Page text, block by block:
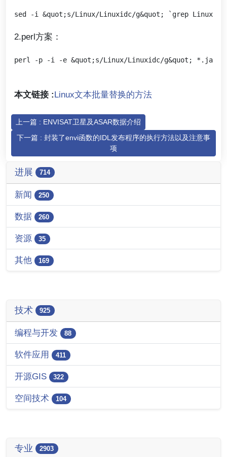
2.perl方案：
本文链接 :Linux文本批量替换的方法
上一篇 : ENVISAT卫星及ASAR数据介绍
下一篇 : 封装了envi函数的IDL发布程序的执行方法以及注意事
项
进展 714
新闻 250
数据 260
资源 35
其他 169
技术 925
编程与开发 88
软件应用 411
开源GIS 322
空间技术 104
专业 2903